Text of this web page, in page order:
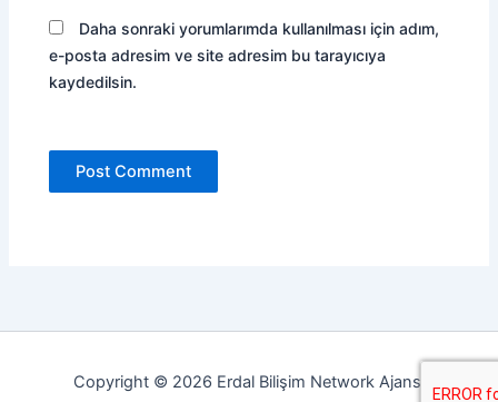
Daha sonraki yorumlarımda kullanılması için adım,
e-posta adresim ve site adresim bu tarayıcıya
kaydedilsin.
Copyright © 2026 Erdal Bilişim Network Ajansı